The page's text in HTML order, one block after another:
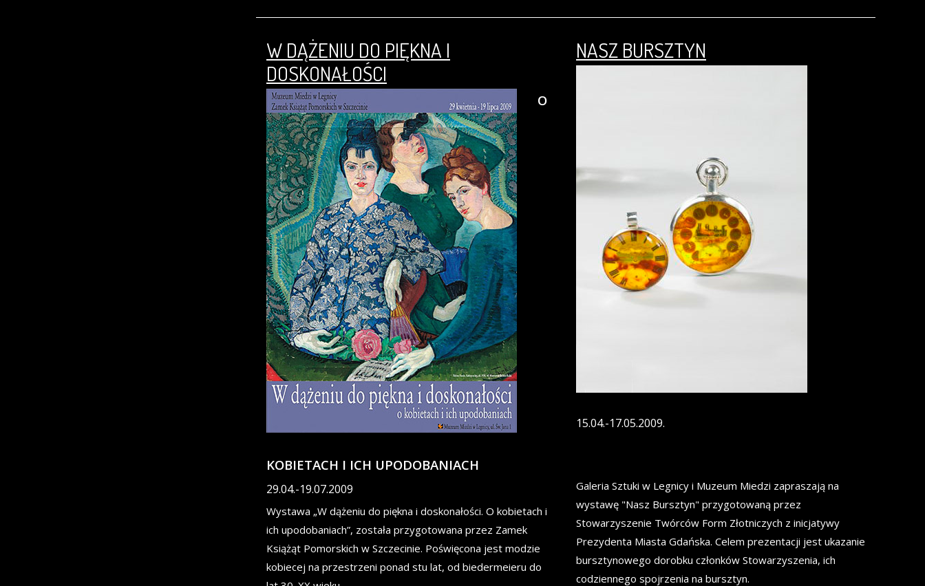
W DĄŻENIU DO PIĘKNA I
DOSKONAŁOŚCI
O
KOBIETACH I ICH UPODOBANIACH
29.04.-19.07.2009
Wystawa „W dążeniu do piękna i doskonałości. O kobietach i
ich upodobaniach”, została przygotowana przez Zamek
Książąt Pomorskich w Szczecinie. Poświęcona jest modzie
kobiecej na przestrzeni ponad stu lat, od biedermeieru do
NASZ BURSZTYN
15.04.-17.05.2009.
Galeria Sztuki w Legnicy i Muzeum Miedzi zapraszają na
wystawę "Nasz Bursztyn" przygotowaną przez
Stowarzyszenie Twórców Form Złotniczych z inicjatywy
Prezydenta Miasta Gdańska. Celem prezentacji jest ukazanie
bursztynowego dorobku członków Stowarzyszenia, ich
codziennego spojrzenia na bursztyn.